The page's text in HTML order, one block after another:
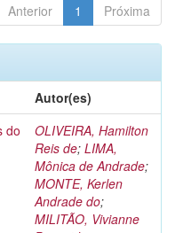
Anterior 1 Próxima
Autor(es)
do
OLIVEIRA, Hamilton
Reis de; LIMA,
Mônica de Andrade;
MONTE, Kerlen
Andrade do;
MILITÃO, Vivianne